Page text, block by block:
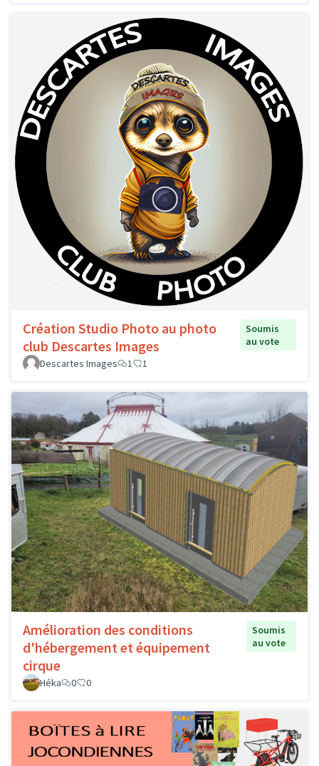
Création Studio Photo au photo
club Descartes Images
Soumis
au vote
Descartes Images
1 1
Amélioration des conditions
d'hébergement et équipement
cirque
Soumis
au vote
Héka 0 0